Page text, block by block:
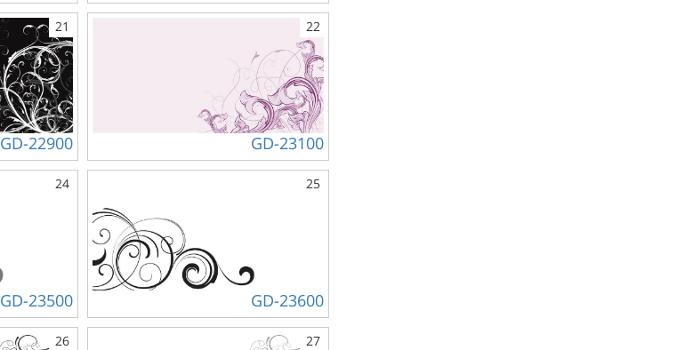
GD-22900
21
GD-23100
22
GD-23500
24
GD-23600
25
26 27